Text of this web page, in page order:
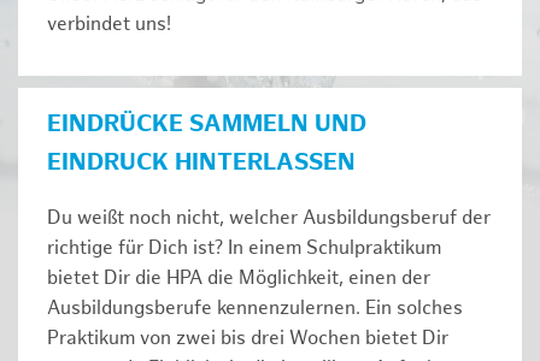
verbindet uns!
EINDRÜCKE SAMMELN UND
EINDRUCK HINTERLASSEN
Du weißt noch nicht, welcher Ausbildungsberuf der
richtige für Dich ist? In einem Schulpraktikum
bietet Dir die HPA die Möglichkeit, einen der
Ausbildungsberufe kennenzulernen. Ein solches
Prak­ti­kum von zwei bis drei Wochen bie­tet Dir